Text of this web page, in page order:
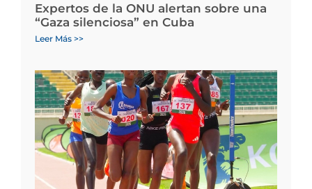
Expertos de la ONU alertan sobre una
“Gaza silenciosa” en Cuba
Leer Más >>